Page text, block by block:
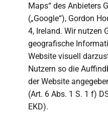
Maps“ des Anbieters
(„Google“), Gordon
4, Ireland. Wir nutzen
geografische
Website visuell
Nutzern so die
der Website
(Art. 6 Abs. 1 S. 1 f)
EKD).